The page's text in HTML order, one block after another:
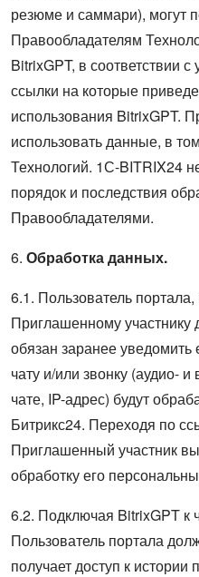
резюме и саммари), могут
Правообладателям
BitrixGPT, в соответствии
ссылки на которые
использования BitrixGPT.
использовать данные, в
Технологий. 1С-BITRIX24
порядок и последствия
Правообладателями.
6. Обработка данных.
6.1. Пользователь
Приглашенному участнику
обязан заранее уведомить
чату и/или звонку (аудио-
чате, IP-адрес) будут
Битрикс24. Переходя по
Приглашенный участник
обработку его
6.2. Подключая BitrixGPT к
Пользователь портала
получает доступ к истории